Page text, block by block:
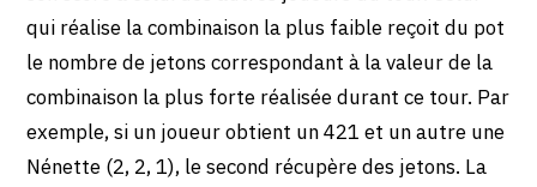
qui réalise la combinaison la plus faible reçoit du pot
le nombre de jetons correspondant à la valeur de la
combinaison la plus forte réalisée durant ce tour. Par
exemple, si un joueur obtient un 421 et un autre une
Nénette (2, 2, 1), le second récupère des jetons. La